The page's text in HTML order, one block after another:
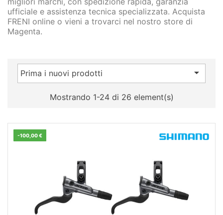
ufficiale e assistenza tecnica specializzata. Acquista
FRENI online o vieni a trovarci nel nostro store di
Magenta.
Prima i nuovi prodotti 
Mostrando 1-24 di 26 element(s)
-100,00 €